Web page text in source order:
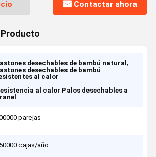
Contactar ahora
desechables de bambú natural,
desechables de bambú
al calor
al calor Palos desechables a
parejas
cajas/año